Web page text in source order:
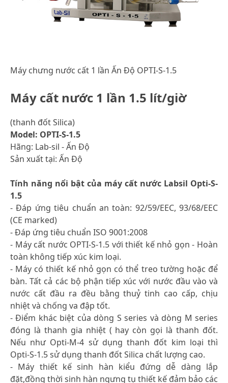
Máy chưng nước cất 1 lần Ấn Độ OPTI-S-1.5
Máy cất nước 1 lần 1.5 lít/giờ
(thanh đốt Silica)
Model: OPTI-S-1.5
Hãng: Lab-sil - Ấn Độ
Sản xuất tại: Ấn Độ
Tính năng nổi bật của máy cất nước Labsil Opti-S-
1.5
- Đáp ứng tiêu chuẩn an toàn: 92/59/EEC, 93/68/EEC
(CE marked)
- Đáp ứng tiêu chuẩn ISO 9001:2008
- Máy cất nước OPTI-S-1.5 với thiết kế nhỏ gọn - Hoàn
toàn không tiếp xúc kim loại.
- Máy có thiết kế nhỏ gọn có thể treo tường hoặc để
bàn. Tất cả các bộ phận tiếp xúc với nước đầu vào và
nước cất đầu ra đều bằng thuỷ tinh cao cấp, chịu
nhiệt và chống va đập tốt.
- Điểm khác biệt của dòng S series và dòng M series
đóng là thanh gia nhiệt ( hay còn gọi là thanh đốt.
Nếu như Opti-M-4 sử dụng thanh đốt kim loại thì
Opti-S-1.5 sử dụng thanh đốt Silica chất lượng cao.
- Máy thiết kế sinh hàn kiểu đứng dễ dàng lắp
đặt,đồng thời sinh hàn ngưng tụ thiết kế đảm bảo các